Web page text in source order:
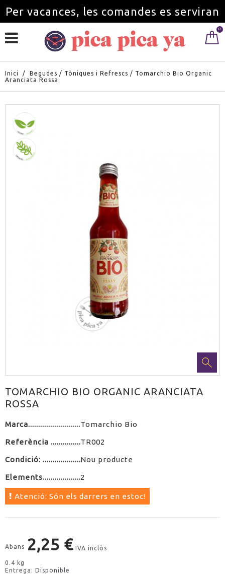
Per vacances, les comandes es serviran
a partir de l'1 de setembre.
0
Inici / Begudes / Tòniques i Refrescs / Tomarchio Bio Organic
Aranciata Rossa
TOMARCHIO BIO ORGANIC ARANCIATA
ROSSA
Marca Tomarchio Bio
Referència TR002
Condició: Nou producte
Elements 2
Atenció: Són els darrers en estoc!
Abans 2,25 € IVA inclòs
0.4 kg
Entrega: Disponible